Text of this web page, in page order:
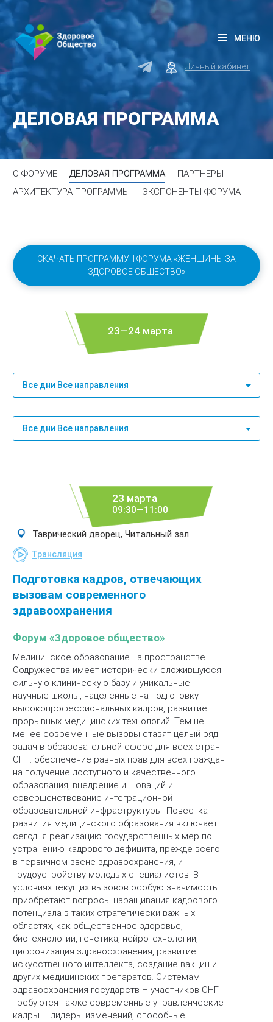
Личный кабинет
МЕНЮ
ДЕЛОВАЯ ПРОГРАММА
О ФОРУМЕ ДЕЛОВАЯ ПРОГРАММА
ПАРТНЕРЫ
АРХИТЕКТУРА ПРОГРАММЫ
ЭКСПОНЕНТЫ ФОРУМА
СКАЧАТЬ ПРОГРАММУ II ФОРУМА «ЖЕНЩИНЫ ЗА
ЗДОРОВОЕ ОБЩЕСТВО»
23—24 марта
Все дни Все направления
Все дни Все направления
23 марта
09:30—11:00
Таврический дворец, Читальный зал
Трансляция
Подготовка кадров, отвечающих
вызовам современного
здравоохранения
Форум «Здоровое общество»
Медицинское образование на пространстве
Содружества имеет исторически сложившуюся
сильную клиническую базу и уникальные
научные школы, нацеленные на подготовку
высокопрофессиональных кадров, развитие
прорывных медицинских технологий. Тем не
менее современные вызовы ставят целый ряд
задач в образовательной сфере для всех стран
СНГ: обеспечение равных прав для всех граждан
на получение доступного и качественного
образования, внедрение инноваций и
совершенствование интеграционной
образовательной инфраструктуры. Повестка
развития медицинского образования включает
сегодня реализацию государственных мер по
устранению кадрового дефицита, прежде всего
в первичном звене здравоохранения, и
трудоустройству молодых специалистов. В
условиях текущих вызовов особую значимость
приобретают вопросы наращивания кадрового
потенциала в таких стратегически важных
областях, как общественное здоровье,
биотехнологии, генетика, нейротехнологии,
цифровизация здравоохранения, развитие
искусственного интеллекта, создание вакцин и
других медицинских препаратов. Системам
здравоохранения государств – участников СНГ
требуются также современные управленческие
кадры – лидеры изменений, способные